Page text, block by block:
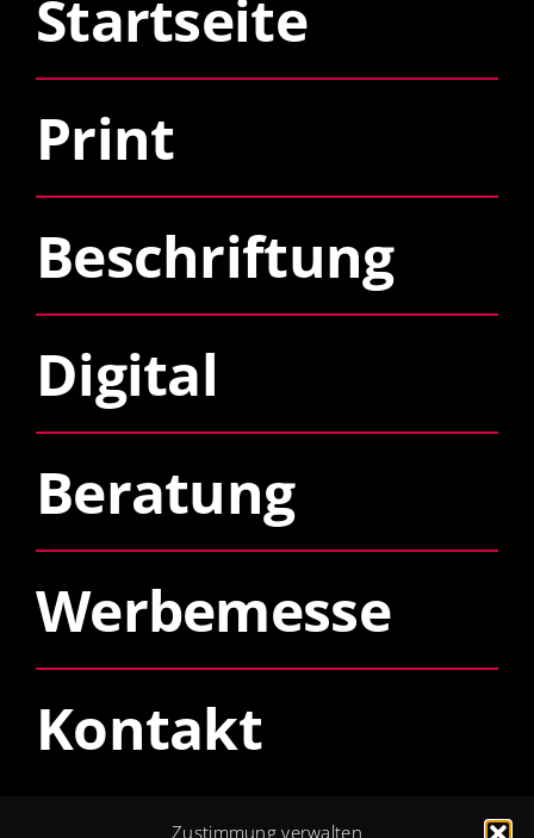
Zustimmung verwalten
Startseite
Print
Beschriftung
Digital
Beratung
Werbemesse
Kontakt